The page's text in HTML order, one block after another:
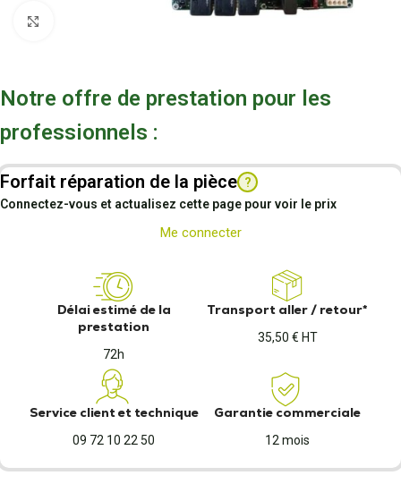
Notre offre de prestation pour les
professionnels :
Forfait réparation de la pièce ?
Connectez-vous et actualisez cette page pour voir le prix
Me connecter
Délai estimé de la
prestation
72h
Transport aller / retour*
35,50 € HT
Service client et technique
09 72 10 22 50
Garantie commerciale
12 mois